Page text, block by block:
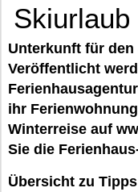
Unterkunft für
Veröffentlicht
ihr
Winterreise auf
Sie die
Übersicht zu